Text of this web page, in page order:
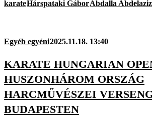
karateHárspataki GáborAbdalla Abdelaziz
Egyéb egyéni2025.11.18. 13:40
KARATE HUNGARIAN
HUSZONHÁROM ORSZÁG
HARCMŰVÉSZEI
BUDAPESTEN